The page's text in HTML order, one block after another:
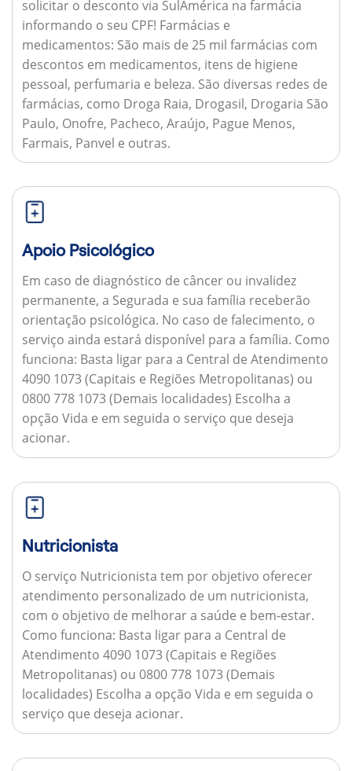
solicitar o desconto via SulAmérica na farmácia
informando o seu CPF! Farmácias e
medicamentos: São mais de 25 mil farmácias com
descontos em medicamentos, itens de higiene
pessoal, perfumaria e beleza. São diversas redes de
farmácias, como Droga Raia, Drogasil, Drogaria São
Paulo, Onofre, Pacheco, Araújo, Pague Menos,
Farmais, Panvel e outras.
Apoio Psicológico
Em caso de diagnóstico de câncer ou invalidez
permanente, a Segurada e sua família receberão
orientação psicológica. No caso de falecimento, o
serviço ainda estará disponível para a família. Como
funciona: Basta ligar para a Central de Atendimento
4090 1073 (Capitais e Regiões Metropolitanas) ou
0800 778 1073 (Demais localidades) Escolha a
opção Vida e em seguida o serviço que deseja
acionar.
Nutricionista
O serviço Nutricionista tem por objetivo oferecer
atendimento personalizado de um nutricionista,
com o objetivo de melhorar a saúde e bem-estar.
Como funciona: Basta ligar para a Central de
Atendimento 4090 1073 (Capitais e Regiões
Metropolitanas) ou 0800 778 1073 (Demais
localidades) Escolha a opção Vida e em seguida o
serviço que deseja acionar.